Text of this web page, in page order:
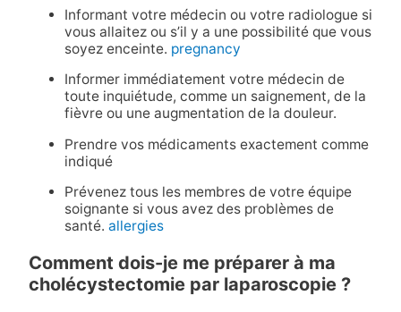
Informant votre médecin ou votre radiologue si
vous allaitez ou s’il y a une possibilité que vous
soyez enceinte. pregnancy
Informer immédiatement votre médecin de
toute inquiétude, comme un saignement, de la
fièvre ou une augmentation de la douleur.
Prendre vos médicaments exactement comme
indiqué
Prévenez tous les membres de votre équipe
soignante si vous avez des problèmes de
santé. allergies
Comment dois-je me préparer à ma
cholécystectomie par laparoscopie ?